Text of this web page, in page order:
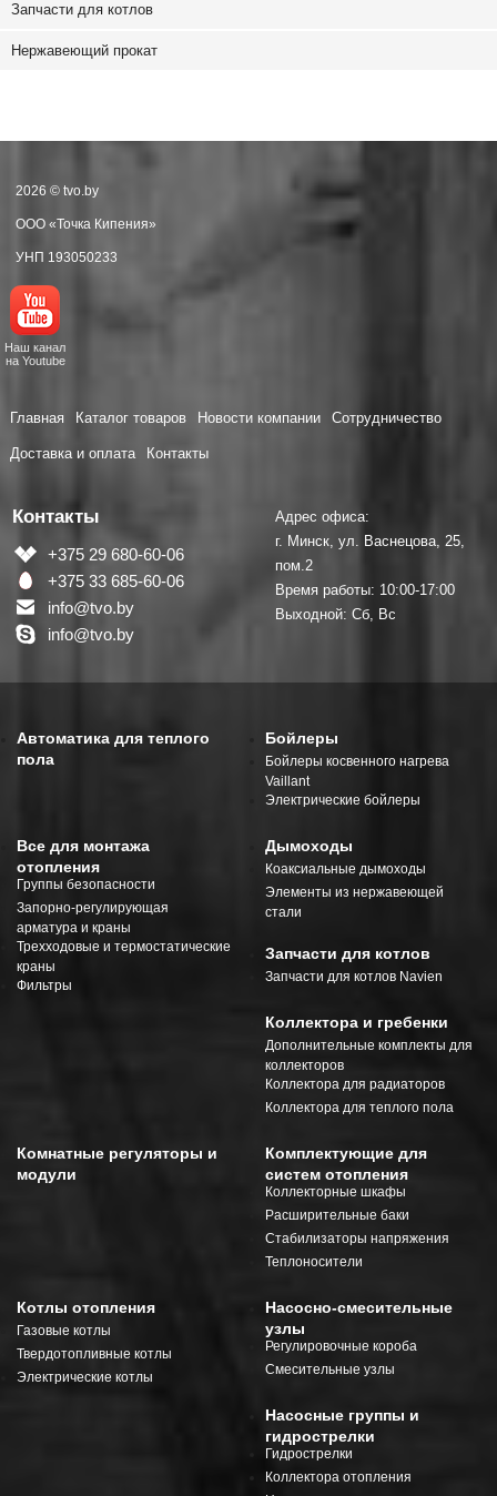
Запчасти для котлов
Нержавеющий прокат
2026 © tvo.by
ООО «Точка Кипения»
УНП 193050233
Наш канал
на Youtube
Главная Каталог товаров Новости компании Сотрудничество
Доставка и оплата Контакты
Контакты
+375 29 680-60-06
+375 33 685-60-06
info@tvo.by
info@tvo.by
Адрес офиса:
г. Минск, ул. Васнецова, 25,
пом.2
Время работы: 10:00-17:00
Выходной: Сб, Вс
Автоматика для теплого
пола
Бойлеры
Бойлеры косвенного нагрева
Vaillant
Электрические бойлеры
Все для монтажа
отопления
Группы безопасности
Запорно-регулирующая
арматура и краны
Трехходовые и термостатические
краны
Фильтры
Дымоходы
Коаксиальные дымоходы
Элементы из нержавеющей
стали
Запчасти для котлов
Запчасти для котлов Navien
Коллектора и гребенки
Дополнительные комплекты для
коллекторов
Коллектора для радиаторов
Коллектора для теплого пола
Комнатные регуляторы и
модули
Комплектующие для
систем отопления
Коллекторные шкафы
Расширительные баки
Стабилизаторы напряжения
Теплоносители
Котлы отопления
Газовые котлы
Твердотопливные котлы
Электрические котлы
Насосно-смесительные
узлы
Регулировочные короба
Смесительные узлы
Насосные группы и
гидрострелки
Гидрострелки
Коллектора отопления